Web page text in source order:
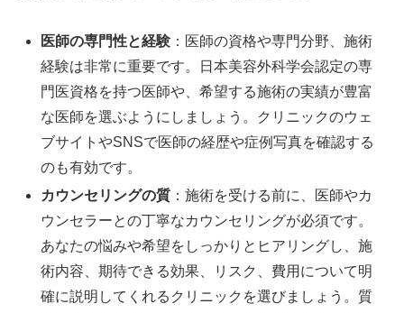
医師の専門性と経験 ：医師の資格や専門分野、施術
経験は非常に重要です。日本美容外科学会認定の専
門医資格を持つ医師や、希望する施術の実績が豊富
な医師を選ぶようにしましょう。クリニックのウェ
ブサイトやSNSで医師の経歴や症例写真を確認する
のも有効です。
カウンセリングの質 ：施術を受ける前に、医師やカ
ウンセラーとの丁寧なカウンセリングが必須です。
あなたの悩みや希望をしっかりとヒアリングし、施
術内容、期待できる効果、リスク、費用について明
確に説明してくれるクリニックを選びましょう。質